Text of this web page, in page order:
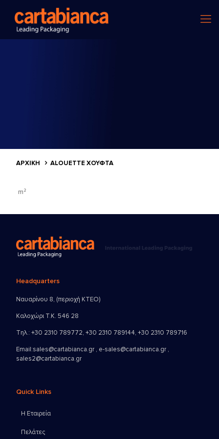
ΑΡΧΙΚΗ ALOUETTE ΧΟΎΦΤΑ
m²
Headquarters
Ναυαρίνου 8, (περιοχή ΚΤΕΟ)
Καλοχώρι Τ.Κ. 546 28
Τηλ.: +30 2310 789772, +30 2310 789144, +30 2310 789716
Email:sales@cartabianca.gr , e-sales@cartabianca.gr ,
sales2@cartabianca.gr
Quick Links
Η Εταιρεία
Πελάτες